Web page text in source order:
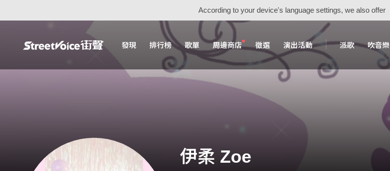
According to your device's language settings, we also offer
發現 排行榜 歌單 周邊商店 徵選 演出活動 派歌 吹音樂
伊柔 Zoe